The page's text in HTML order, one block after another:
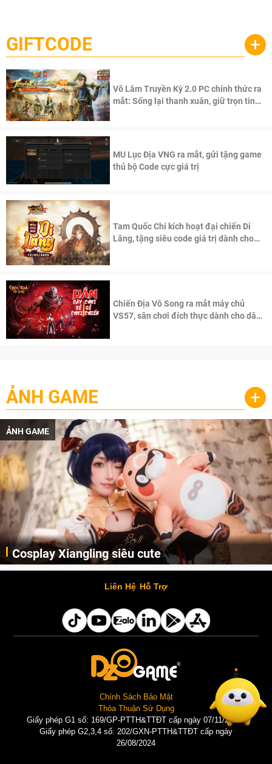
cầu, theo giấy phép chính thức từ công ty game Nhật Bản
Pocketpair, Inc.
GIFTCODE +
Võ Lâm Truyền Kỳ 2.0 PC chính thức ra
mắt: Sống lại thanh xuân, giữ trọn tinh
MU Lục Địa VNG ra mắt, gửi tặng game
thủ bộ Code cực giá trị
Tam Quốc Chí kích hoạt đại chiến Di
Lăng, tặng siêu code giá trị dành cho
Chiến Địa Vô Song ra mắt máy chủ
VS57, sân chơi đích thực dành cho dân
ẢNH GAME +
ẢNH GAME
Cosplay Xiangling siêu cute
Cùng thưởng thức những hình ảnh cosplay Xiangling trong Genshin Impact siêu dễ thương của người dùng Weibo "阿包也是兔娘"
Liên Hệ Hỗ Trợ
Chính Sách Bảo Mật
Thỏa Thuận Sử Dụng
Giấy phép G1 số: 169/GP-PTTH&TTĐT cấp ngày 07/11/2025 |
Giấy phép G2,3,4 số: 202/GXN-PTTH&TTĐT cấp ngày
26/08/2024